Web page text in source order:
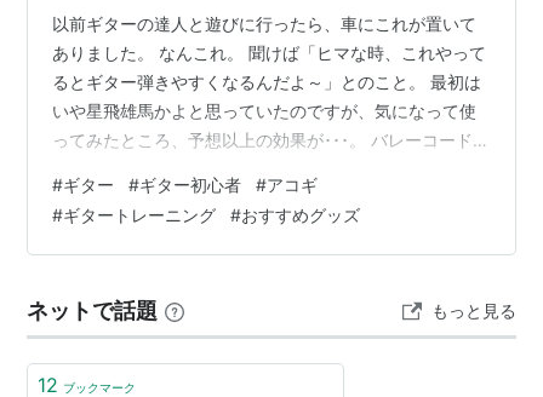
以前ギターの達人と遊びに行ったら、車にこれが置いて
ありました。 なんこれ。 聞けば「ヒマな時、これやって
るとギター弾きやすくなるんだよ～」とのこと。 最初は
いや星飛雄馬かよと思っていたのですが、気になって使
ってみたところ、予想以上の効果が･･･。 バレーコードが
ストのみなさんにはかなりおすすめ。気になったら読み
進めてみてくださいね。 D'Addarioトレーニングツール
おすすめの使い方 ※全然楽しくはない あらゆる練習に通
ク ギターの弦で有名なD'Addarioが出しているト…
#ギター #ギター初心者 #アコギ
#ギタートレーニング #おすすめグッズ
ネットで話題 もっと見る
12 ブックマーク